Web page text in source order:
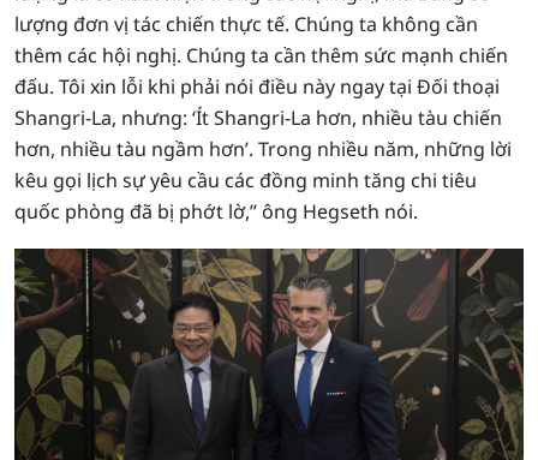
lượng đơn vị tác chiến thực tế. Chúng ta không cần
thêm các hội nghị. Chúng ta cần thêm sức mạnh chiến
đấu. Tôi xin lỗi khi phải nói điều này ngay tại Đối thoại
Shangri-La, nhưng: ‘Ít Shangri-La hơn, nhiều tàu chiến
hơn, nhiều tàu ngầm hơn’. Trong nhiều năm, những lời
kêu gọi lịch sự yêu cầu các đồng minh tăng chi tiêu
quốc phòng đã bị phớt lờ,” ông Hegseth nói.